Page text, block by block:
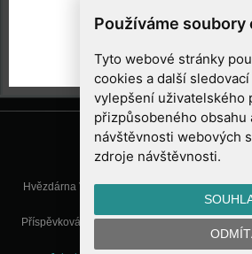
Používáme soubory
Tyto webové stránky
cookies a další
vylepšení uživatelského
přizpůsobeného obsahu
návštěvnosti webových
zdroje návštěvnosti.
TECHNIKA A KOSMICKÉ
TECHNOLOGIE
Hvězdárna Valašské Meziříčí, příspěvková
01 Valašské Meziříčí
Příspěvková organizace Zlínského kraje.